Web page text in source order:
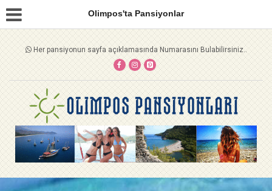
Olimpos'ta Pansiyonlar
Her pansiyonun sayfa açıklamasında Numarasını Bulabilirsiniz..